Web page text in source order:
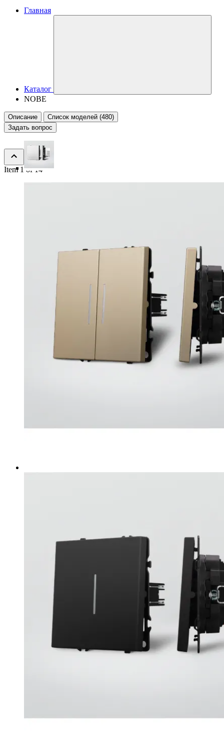
Главная
Каталог
NOBE
Описание
Список моделей (480)
Задать вопрос
Item 1 of 14